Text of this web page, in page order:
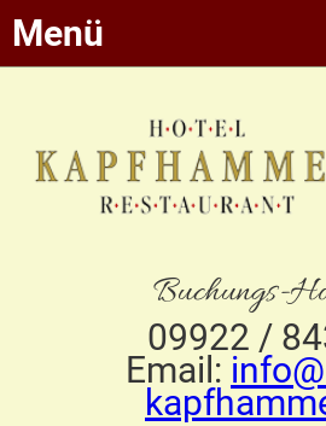
Buchungs-
09922 /
Email:
Menü